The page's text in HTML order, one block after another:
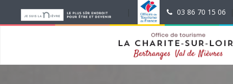
| 03 86 70 15 06